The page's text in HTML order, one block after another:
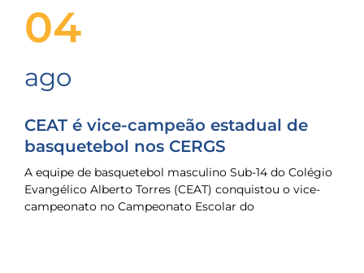
04
ago
CEAT é vice-campeão estadual de
basquetebol nos CERGS
A equipe de basquetebol masculino Sub-14 do Colégio
Evangélico Alberto Torres (CEAT) conquistou o vice-
campeonato no Campeonato Escolar do